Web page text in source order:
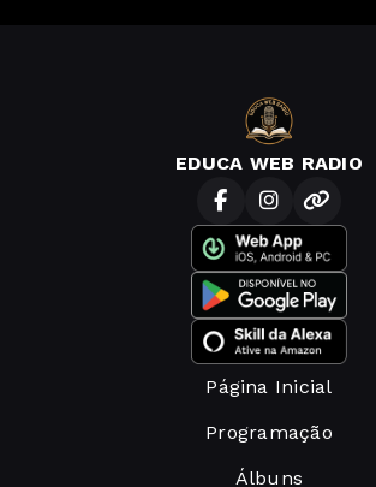
EDUCA WEB RADIO
Página Inicial
Programação
Álbuns